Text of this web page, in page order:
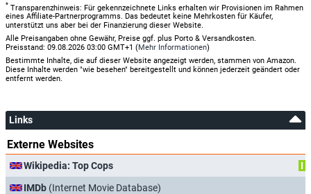
* Transparenzhinweis: Für gekennzeichnete Links erhalten wir Provisionen im Rahmen
eines Affiliate-Partnerprogramms. Das bedeutet keine Mehrkosten für Käufer,
unterstützt uns aber bei der Finanzierung dieser Website.
Alle Preisangaben ohne Gewähr, Preise ggf. plus Porto & Versandkosten.
Preisstand: 09.08.2026 03:00 GMT+1 (Mehr Informationen)
Bestimmte Inhalte, die auf dieser Website angezeigt werden, stammen von Amazon.
Diese Inhalte werden "wie besehen" bereitgestellt und können jederzeit geändert oder
entfernt werden.
Links
Externe Websites
Wikipedia: Top Cops
I
IMDb (Internet Movie Database)